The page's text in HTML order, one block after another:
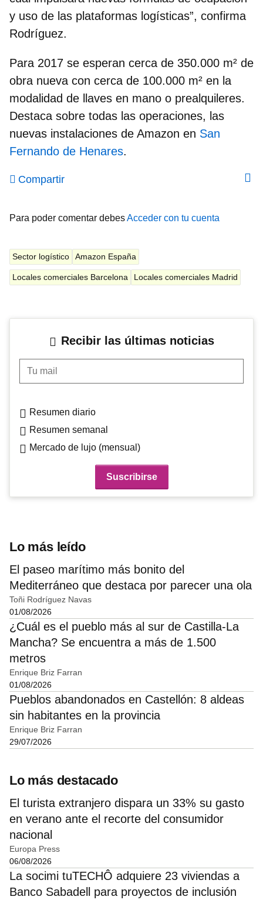
y uso de las plataformas logísticas”, confirma
Rodríguez.
Para 2017 se esperan cerca de 350.000 m² de
obra nueva con cerca de 100.000 m² en la
modalidad de llaves en mano o prealquileres.
Destaca sobre todas las operaciones, las
nuevas instalaciones de Amazon en San
Fernando de Henares.
Compartir
Para poder comentar debesAcceder con tu cuenta
Sector logístico Amazon España
Locales comerciales Barcelona Locales comerciales Madrid
Recibir las últimas noticias
Tu mail
Resumen diario
Resumen semanal
Mercado de lujo (mensual)
Lo más leído
El paseo marítimo más bonito del
Mediterráneo que destaca por parecer una ola
Toñi Rodríguez Navas
01/08/2026
¿Cuál es el pueblo más al sur de Castilla-La
Mancha? Se encuentra a más de 1.500
metros
Enrique Briz Farran
01/08/2026
Pueblos abandonados en Castellón: 8 aldeas
sin habitantes en la provincia
Enrique Briz Farran
29/07/2026
Lo más destacado
El turista extranjero dispara un 33% su gasto
en verano ante el recorte del consumidor
nacional
Europa Press
06/08/2026
La socimi tuTECHÔ adquiere 23 viviendas a
Banco Sabadell para proyectos de inclusión